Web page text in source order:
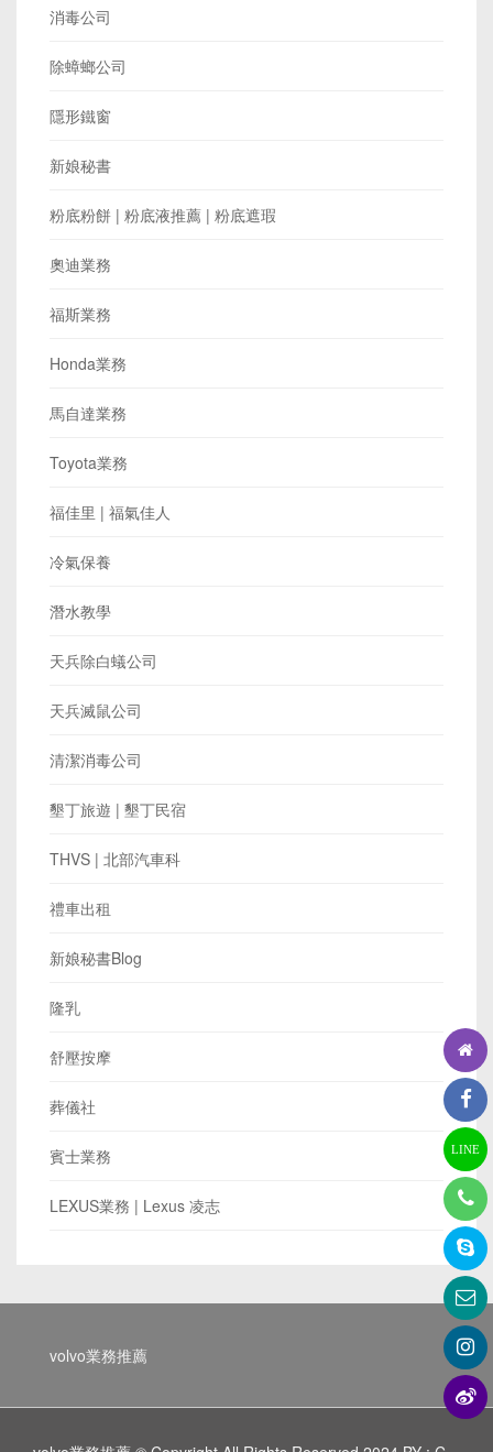
消毒公司
除蟑螂公司
隱形鐵窗
新娘秘書
粉底粉餅 | 粉底液推薦 | 粉底遮瑕
奧迪業務
福斯業務
Honda業務
馬自達業務
Toyota業務
福佳里 | 福氣佳人
冷氣保養
潛水教學
天兵除白蟻公司
天兵滅鼠公司
清潔消毒公司
墾丁旅遊 | 墾丁民宿
THVS | 北部汽車科
禮車出租
新娘秘書Blog
隆乳
舒壓按摩
葬儀社
賓士業務
LEXUS業務 | Lexus 凌志
volvo業務推薦
LINE